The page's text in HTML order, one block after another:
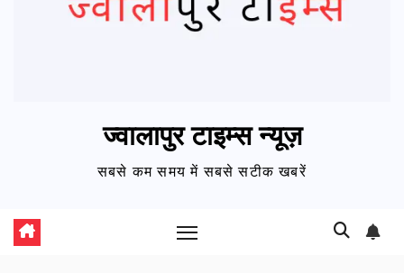
ज्वालापुर टाइम्स न्यूज़
सबसे कम समय में सबसे सटीक खबरें